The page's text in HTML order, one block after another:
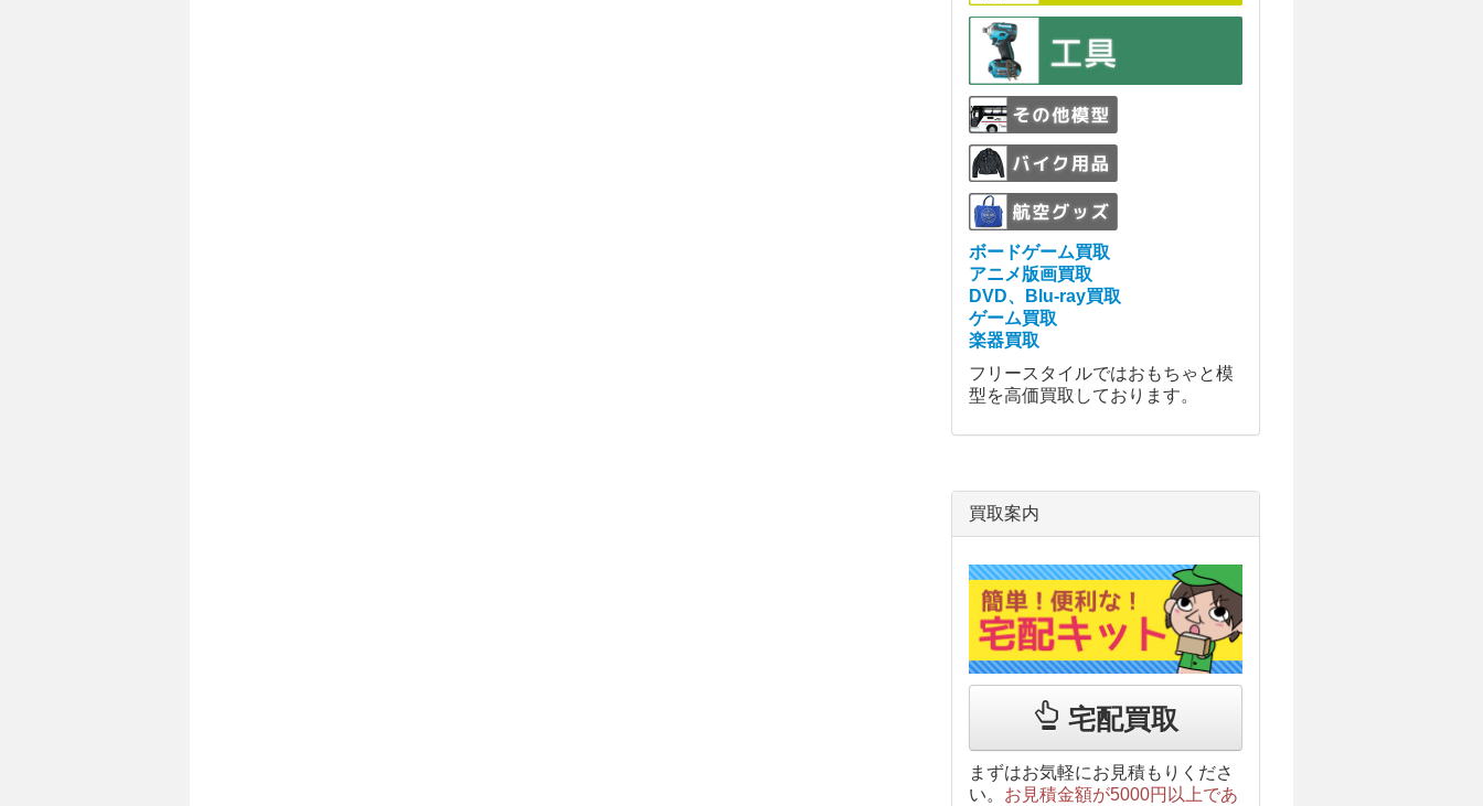
ボードゲーム買取
アニメ版画買取
DVD、Blu-ray買取
ゲーム買取
楽器買取
フリースタイルではおもちゃと模
型を高価買取しております。
買取案内
宅配買取
まずはお気軽にお見積もりくださ
い。 お見積金額が5000円以上であ